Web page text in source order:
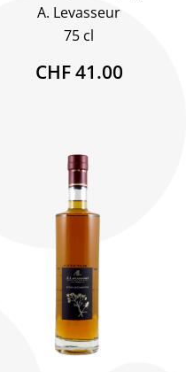
A. Levasseur
75 cl
CHF 41.00